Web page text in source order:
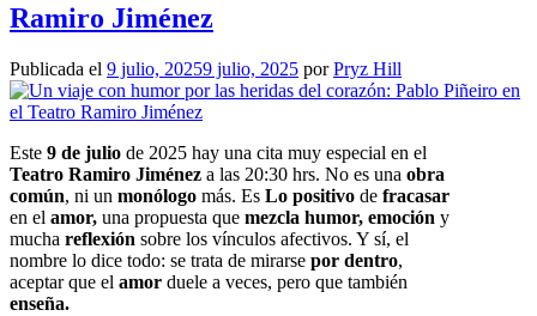
Ramiro Jiménez
Publicada el 9 julio, 20259 julio, 2025 porPryz Hill
Este 9 de julio de 2025 hay una cita muy especial en el
Teatro Ramiro Jiménez a las 20:30 hrs. No es una obra
común, ni un monólogo más. Es Lo positivo de fracasar
en el amor, una propuesta que mezcla humor, emoción y
mucha reflexión sobre los vínculos afectivos. Y sí, el
nombre lo dice todo: se trata de mirarse por dentro,
aceptar que el amor duele a veces, pero que también
enseña.